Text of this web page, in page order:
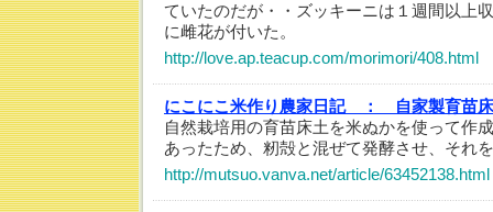
ていたのだが・・ズッキーニは１週間以上
に雌花が付いた。
http://love.ap.teacup.com/morimori/408.html
にこにこ米作り農家日記 ：
自家製育苗
自然栽培用の育苗床土を米ぬかを使って作
あったため、籾殻と混ぜて発酵させ、それ
http://mutsuo.vanva.net/article/63452138.html